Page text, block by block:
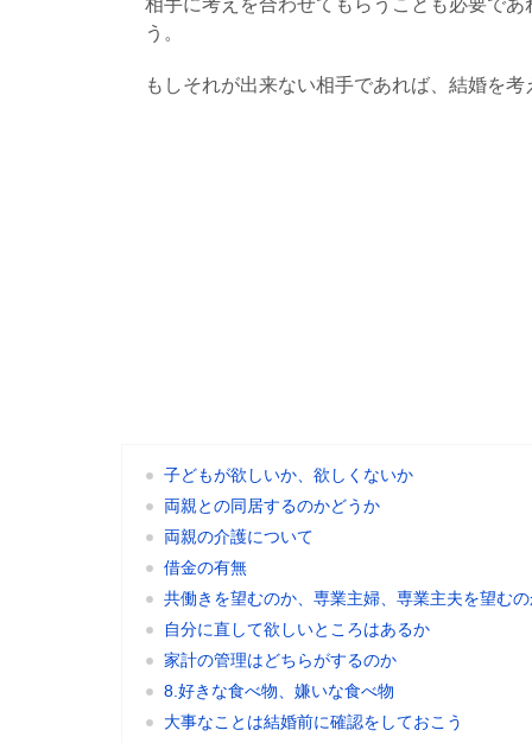
相手に考えを合わせてもらうことも必要で
う。
もしそれが出来ない相手であれば、結婚を
子どもが欲しいか、欲しくないか
両親との同居するのかどうか
両親の介護について
借金の有無
共働きを望むのか、専業主婦、専業主夫を望む
自分に直して欲しいところはあるか
家計の管理はどちらがするのか
8.好きな食べ物、嫌いな食べ物
大事なことは結婚前に確認をしておこう